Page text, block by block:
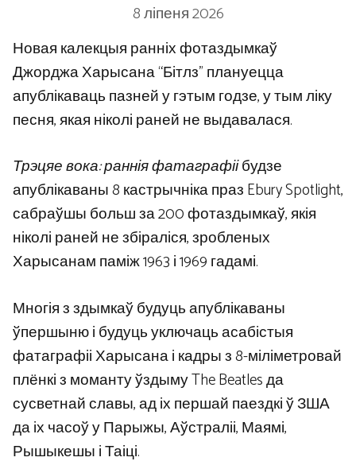
8 ліпеня 2026
Новая калекцыя ранніх фотаздымкаў
Джорджа Харысана “Бітлз” плануецца
апублікаваць пазней у гэтым годзе, у тым ліку
песня, якая ніколі раней не выдавалася.
Трэцяе вока: раннія фатаграфіібудзе
апублікаваны 8 кастрычніка праз Ebury Spotlight,
сабраўшы больш за 200 фотаздымкаў, якія
ніколі раней не збіраліся, зробленых
Харысанам паміж 1963 і 1969 гадамі.
Многія з здымкаў будуць апублікаваны
ўпершыню і будуць уключаць асабістыя
фатаграфіі Харысана і кадры з 8-міліметровай
плёнкі з моманту ўздыму The Beatles да
сусветнай славы, ад іх першай паездкі ў ЗША
да іх часоў у Парыжы, Аўстраліі, Маямі,
Рышыкешы і Таіці.